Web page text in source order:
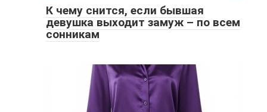
К чему снится, если бывшая
девушка выходит замуж – по всем
сонникам